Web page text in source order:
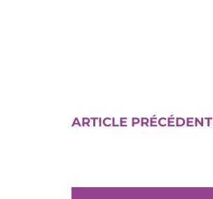
ARTICLE PRÉCÉDENT